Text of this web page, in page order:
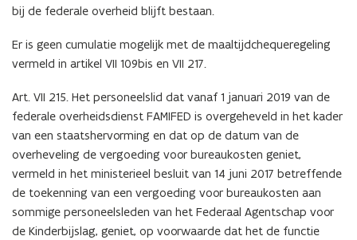
bij de federale overheid blijft bestaan.
Er is geen cumulatie mogelijk met de maaltijdchequeregeling
vermeld in artikel VII 109bis en VII 217.
Art. VII 215. Het personeelslid dat vanaf 1 januari 2019 van de
federale overheidsdienst FAMIFED is overgeheveld in het kader
van een staatshervorming en dat op de datum van de
overheveling de vergoeding voor bureaukosten geniet,
vermeld in het ministerieel besluit van 14 juni 2017 betreffende
de toekenning van een vergoeding voor bureaukosten aan
sommige personeelsleden van het Federaal Agentschap voor
de Kinderbijslag, geniet, op voorwaarde dat het de functie